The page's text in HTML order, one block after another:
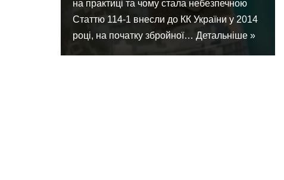
на практиці та чому стала небезпечною
Статтю 114-1 внесли до КК України у 2014
році, на початку збройної… Детальніше »